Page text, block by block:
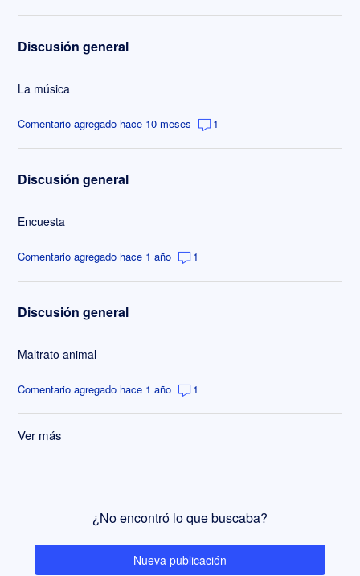
Discusión general
La música
Comentario agregado hace 10 meses 1
Discusión general
Encuesta
Comentario agregado hace 1 año 1
Discusión general
Maltrato animal
Comentario agregado hace 1 año 1
Ver más
¿No encontró lo que buscaba?
Nueva publicación